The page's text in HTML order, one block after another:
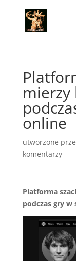
mierzy
online
utworzone
komentarzy
Platforma
podczas gry w